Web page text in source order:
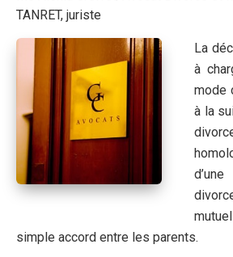
TANRET, juriste
La
à
mode
à la
simple accord entre les parents.